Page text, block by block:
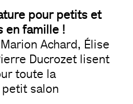
pour petits et
en famille !
Achard, Élise
Ducrozet lisent
toute la
salon